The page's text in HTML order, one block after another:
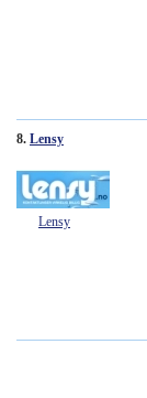
8. Lensy
Lensy